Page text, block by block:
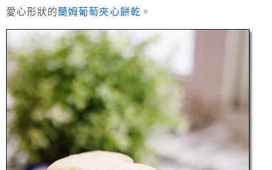
愛心形狀的蘭姆葡萄夾心餅乾 。